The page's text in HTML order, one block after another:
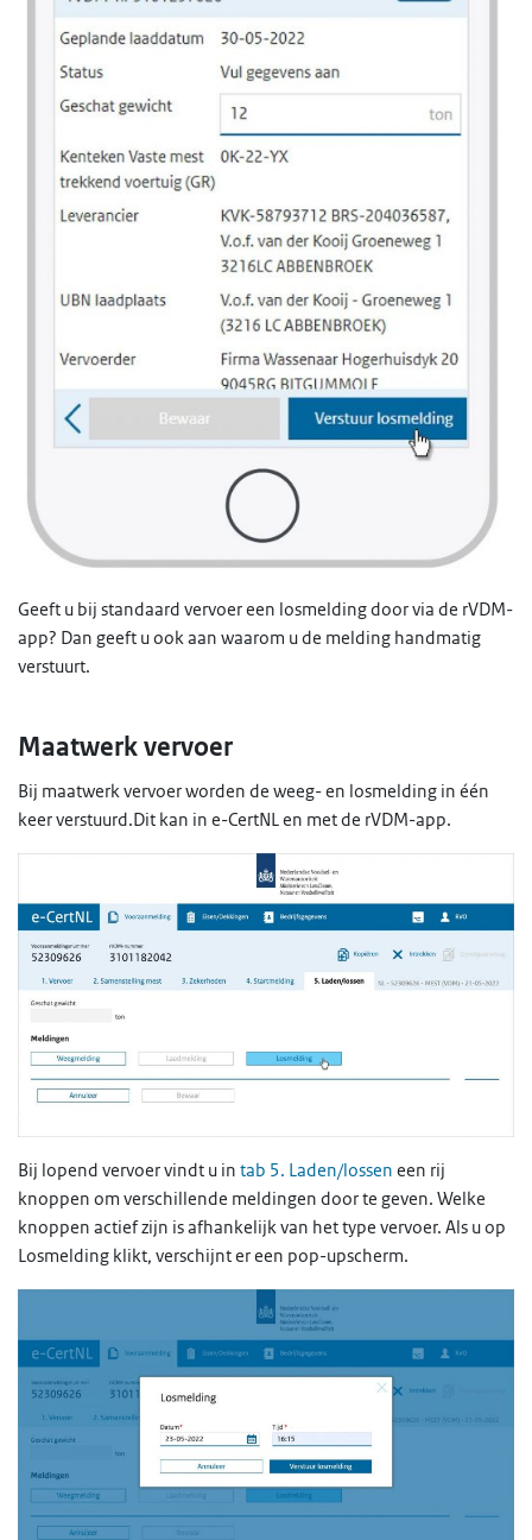
Geeft u bij standaard vervoer een losmelding door via de rVDM-
app? Dan geeft u ook aan waarom u de melding handmatig
verstuurt.
Maatwerk vervoer
Bij maatwerk vervoer worden de weeg- en losmelding in één
keer verstuurd.Dit kan in e-CertNL en met de rVDM-app.
Bij lopend vervoer vindt u in tab 5. Laden/lossen een rij
knoppen om verschillende meldingen door te geven. Welke
knoppen actief zijn is afhankelijk van het type vervoer. Als u op
Losmelding klikt, verschijnt er een pop-upscherm.